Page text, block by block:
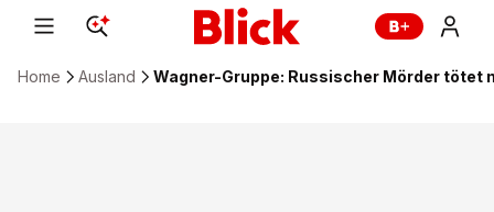
Home Ausland Wagner-Gruppe: Russischer Mörder tötet